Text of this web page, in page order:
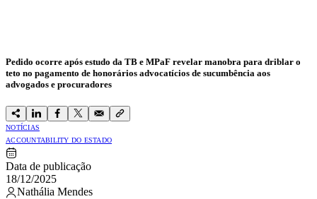
Pedido ocorre após estudo da TB e MPaF revelar manobra para driblar o
teto no pagamento de honorários advocatícios de sucumbência aos
advogados e procuradores
NOTÍCIAS
ACCOUNTABILITY DO ESTADO
Data de publicação
18/12/2025
Nathália Mendes